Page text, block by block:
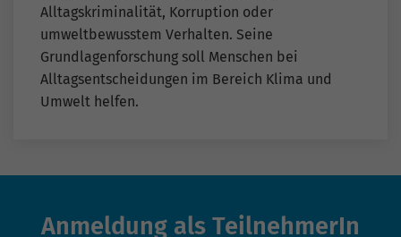
Alltagskriminalität, Korruption oder
umweltbewusstem Verhalten. Seine
Grundlagenforschung soll Menschen bei
Alltagsentscheidungen im Bereich Klima und
Umwelt helfen.
Anmeldung als TeilnehmerIn